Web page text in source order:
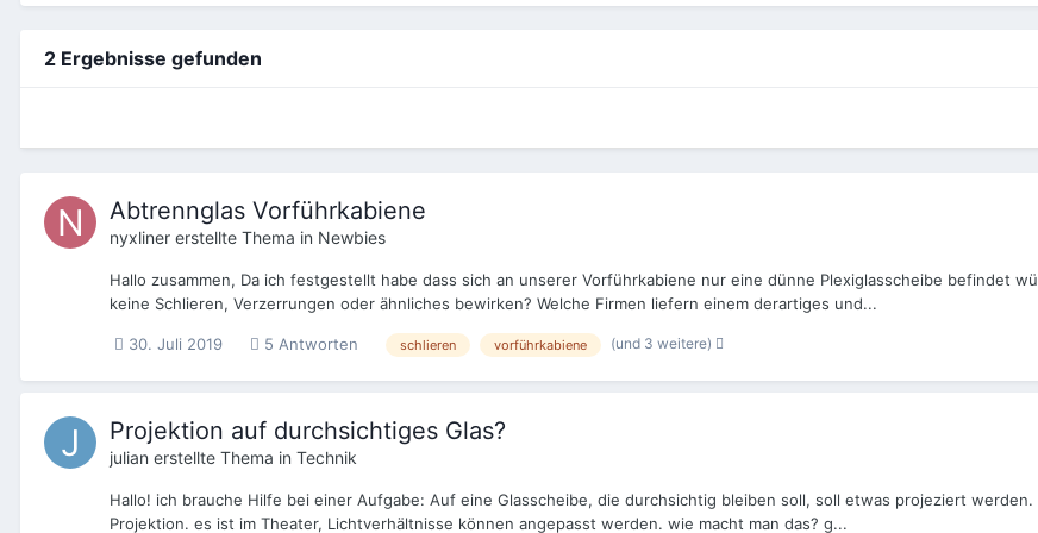
2 Ergebnisse gefunden
Abtrennglas Vorführkabiene
nyxliner erstellte Thema in Newbies
Hallo zusammen, Da ich festgestellt habe dass sich an unserer Vorführkabiene nur eine dünne Plexiglasscheibe befindet
keine Schlieren, Verzerrungen oder ähnliches bewirken? Welche Firmen liefern einem derartiges und...
30. Juli 2019 5 Antworten schlieren vorführkabiene (und 3 weitere)
Projektion auf durchsichtiges Glas?
julian erstellte Thema in Technik
Hallo! ich brauche Hilfe bei einer Aufgabe: Auf eine Glasscheibe, die durchsichtig bleiben soll, soll etwas projeziert
Projektion. es ist im Theater, Lichtverhältnisse können angepasst werden. wie macht man das? g...